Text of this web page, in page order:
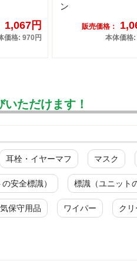
1,067円
価格: 970円
ン
販売価格：
本体価格:
ただけます！
耳栓・イヤーマフ マスク
安全標識） 標識（ユニット
保守用品 ワイパー ク